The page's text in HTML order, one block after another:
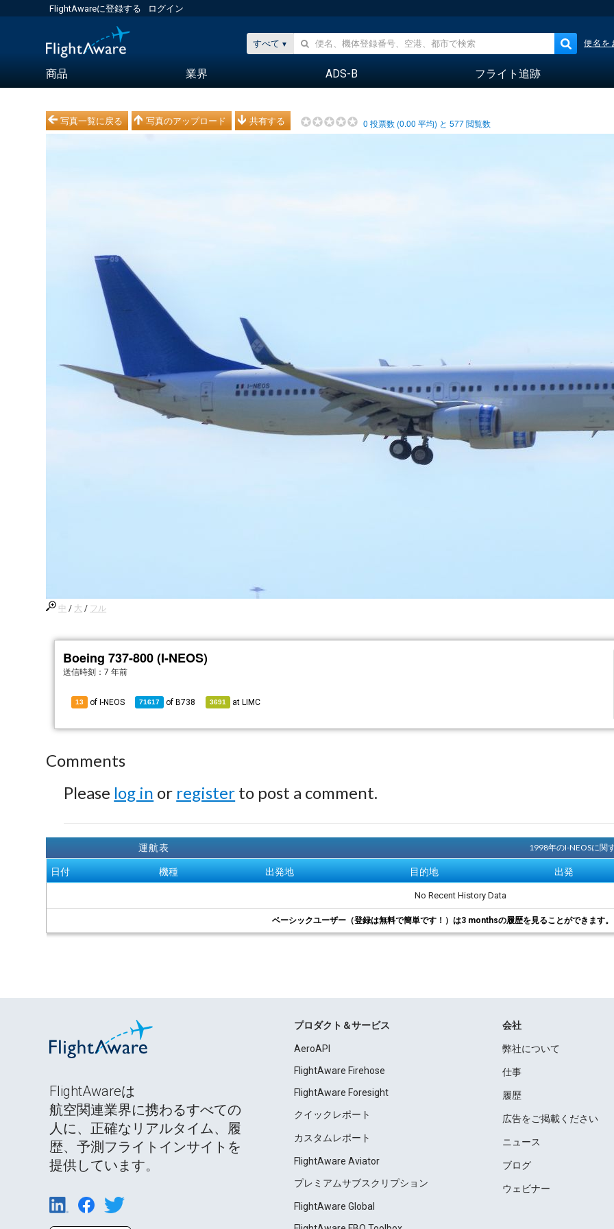
FlightAwareに登録する ログイン
すべて 便名を
商品 業界 ADS-B フライト追跡
写真一覧に戻る 写真のアップロード 共有する 0 投票数 (0.00 平均) と577閲覧数
中 / 大 / フル
Boeing 737-800 (I-NEOS)
送信時刻：7 年前
13 of I-NEOS 71617 of B738 3691 at LIMC
Comments
Please log in or register to post a comment.
運航表 1998年のI-NEOSに関
日付 機種 出発地 目的地 出発
No Recent History Data
ベーシックユーザー（登録は無料で簡単です！）は3 monthsの履歴を見ることができます
FlightAwareは
航空関連業界に携わるすべての
人に、正確なリアルタイム、履
歴、予測フライトインサイトを
提供しています。
プロダクト＆サービス
AeroAPI
FlightAware Firehose
FlightAware Foresight
クイックレポート
カスタムレポート
FlightAware Aviator
プレミアムサブスクリプション
FlightAware Global
会社
弊社について
仕事
履歴
広告をご掲載ください
ニュース
ブログ
ウェビナー